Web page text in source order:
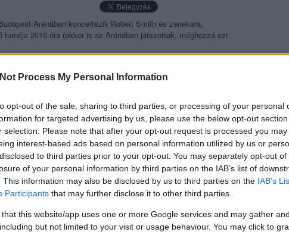
Process My Personal Information
opt-out of the sale, sharing to third parties, or processing of your personal
for targeted advertising by us, please use the below opt-out
selection. Please note that after your opt-out request is processed you may
interest-based ads based on personal information utilized by us or
to third parties prior to your opt-out. You may separately opt-out of
of your personal information by third parties on the IAB’s list of
This information may also be disclosed by us to third parties on the IAB’s
Participants that may further disclose it to other third parties.
that this website/app uses one or more Google services and may gather
but not limited to your visit or usage behaviour. You may click to
Arénában koncertezik Robert Smith és zenekara,
turnéja 2016 óta (akkor is az Arénában játszottak, méghozzá ezt
komment